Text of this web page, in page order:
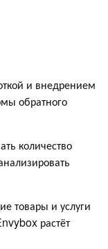
и внедрением
обратного
количество
товары и услуги
растёт